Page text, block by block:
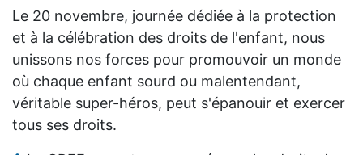
Le 20 novembre, journée dédiée à la protection
et à la célébration des droits de l'enfant, nous
unissons nos forces pour promouvoir un monde
où chaque enfant sourd ou malentendant,
véritable super-héros, peut s'épanouir et exercer
tous ses droits.